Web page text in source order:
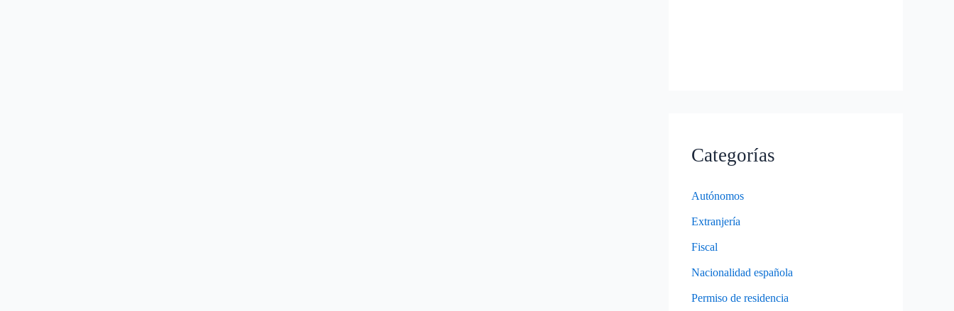
Categorías
Autónomos
Extranjería
Fiscal
Nacionalidad española
Permiso de residencia